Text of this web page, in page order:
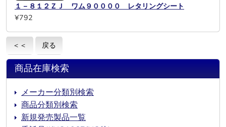
１－８１２ＺＪ ワム９００００ レタリングシート
¥792
＜＜ 戻る
商品在庫検索
メーカー分類別検索
商品分類別検索
新規発売製品一覧